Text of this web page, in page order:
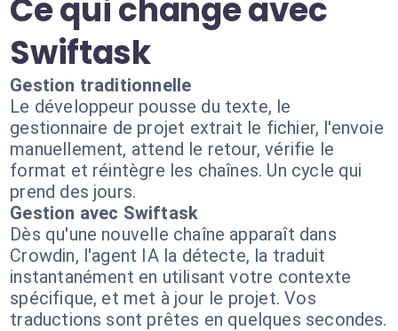
Ce qui change avec
Swiftask
Gestion traditionnelle
Le développeur pousse du texte, le
gestionnaire de projet extrait le fichier, l'envoie
manuellement, attend le retour, vérifie le
format et réintègre les chaînes. Un cycle qui
prend des jours.
Gestion avec Swiftask
Dès qu'une nouvelle chaîne apparaît dans
Crowdin, l'agent IA la détecte, la traduit
instantanément en utilisant votre contexte
spécifique, et met à jour le projet. Vos
traductions sont prêtes en quelques secondes.